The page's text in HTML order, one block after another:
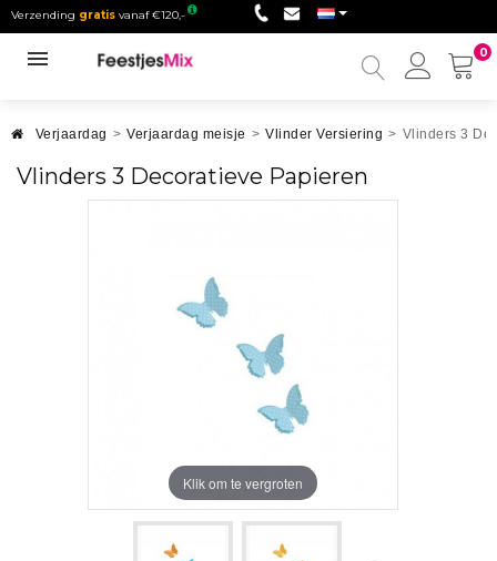
Verzending gratis vanaf €120,-
0
Mijn
Verjaardag > Verjaardag meisje > Vlinder Versiering > Vlinders 3
Vlinders 3 Decoratieve Papieren
Klik om te vergroten